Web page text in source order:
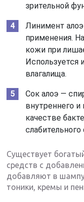
зрительной
Линимент
применения.
кожи при
Используется
влагалища.
Сок алоэ —
внутреннего
качестве
Существует
средств с
добавляют в
тоники, кремы и